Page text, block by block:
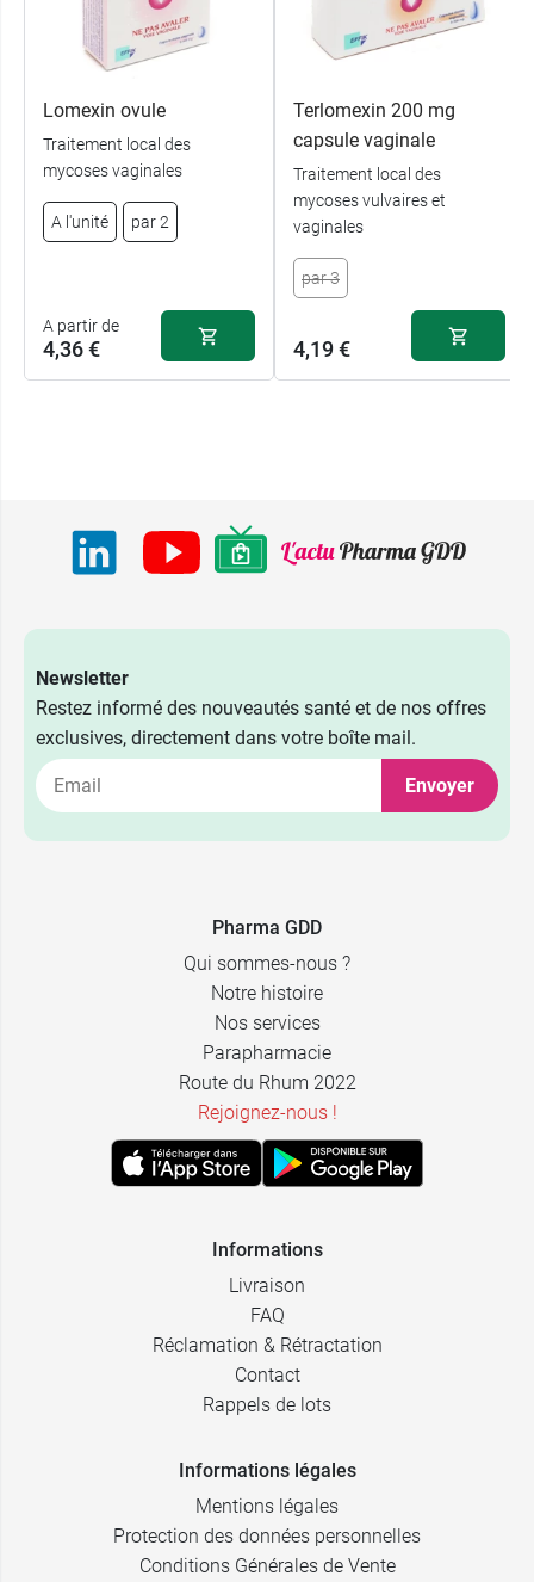
Lomexin ovule
Traitement local des
mycoses vaginales
A l'unité par 2
A partir de
4,36 €
A l'unité
par 2 7,99 €
Terlomexin 200 mg
capsule vaginale
Traitement local des
mycoses vulvaires et
vaginales
par 3
4,19 €
Newsletter
Restez informé des nouveautés santé et de nos offres
exclusives, directement dans votre boîte mail.
Envoyer
Pharma GDD
Qui sommes-nous ?
Notre histoire
Nos services
Parapharmacie
Route du Rhum 2022
Rejoignez-nous !
Informations
Livraison
FAQ
Réclamation & Rétractation
Contact
Rappels de lots
Informations légales
Mentions légales
Protection des données personnelles
Conditions Générales de Vente